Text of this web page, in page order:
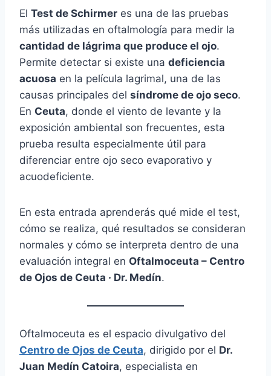
El Test de Schirmer es una de las pruebas
más utilizadas en oftalmología para medir la
cantidad de lágrima que produce el ojo.
Permite detectar si existe una deficiencia
acuosa en la película lagrimal, una de las
causas principales del síndrome de ojo seco.
En Ceuta, donde el viento de levante y la
exposición ambiental son frecuentes, esta
prueba resulta especialmente útil para
diferenciar entre ojo seco evaporativo y
acuodeficiente.
En esta entrada aprenderás qué mide el test,
cómo se realiza, qué resultados se consideran
normales y cómo se interpreta dentro de una
evaluación integral en Oftalmoceuta – Centro
de Ojos de Ceuta · Dr. Medín.
Oftalmoceuta es el espacio divulgativo del
Centro de Ojos de Ceuta, dirigido por el Dr.
Juan Medín Catoira, especialista en